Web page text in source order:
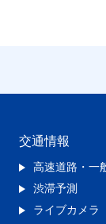
交通情報
高速道路・一
渋滞予測
ライブカメラ